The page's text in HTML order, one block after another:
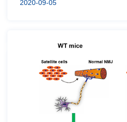
2020-09-05